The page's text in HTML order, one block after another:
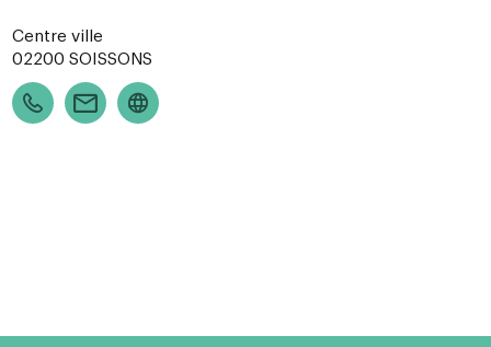
Centre ville
02200 SOISSONS